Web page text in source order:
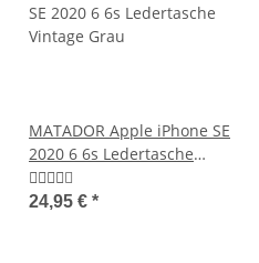
MATADOR Apple iPhone SE
2020 6 6s Ledertasche
Vintage Grau
24,95 € *